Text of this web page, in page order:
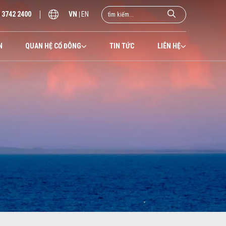
2400 VN EN
QUAN HỆ CỔ ĐÔNG TIN TỨC LIÊN HỆ